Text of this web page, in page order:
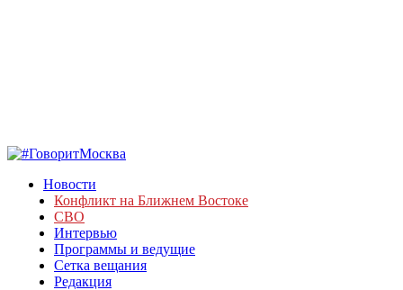
Новости
Конфликт на Ближнем Востоке
СВО
Интервью
Программы и ведущие
Сетка вещания
Редакция